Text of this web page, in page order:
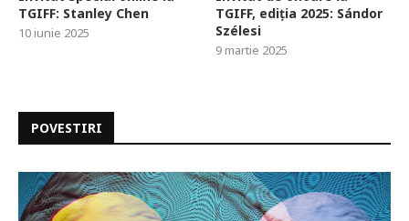
TGIFF: Stanley Chen
10 iunie 2025
TGIFF, ediția 2025: Sándor
Szélesi
9 martie 2025
POVESTIRI